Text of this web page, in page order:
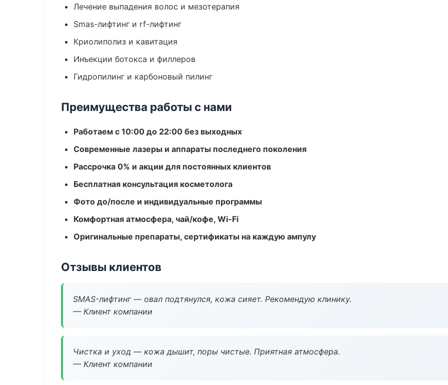
Лечение выпадения волос и мезотерапия
Smas-лифтинг и rf-лифтинг
Криолиполиз и кавитация
Инъекции ботокса и филлеров
Гидропилинг и карбоновый пилинг
Преимущества работы с нами
Работаем с 10:00 до 22:00 без выходных
Современные лазеры и аппараты последнего поколения
Рассрочка 0% и акции для постоянных клиентов
Бесплатная консультация косметолога
Фото до/после и индивидуальные программы
Комфортная атмосфера, чай/кофе, Wi-Fi
Оригинальные препараты, сертификаты на каждую ампулу
Отзывы клиентов
SMAS-лифтинг — овал подтянулся, кожа сияет. Рекомендую клинику.
— Клиент компании
Чистка и уход — кожа дышит, поры чистые. Приятная атмосфера.
— Клиент компании